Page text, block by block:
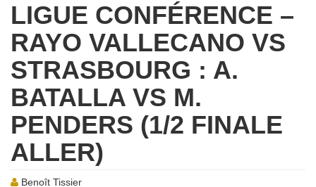
LIGUE CONFÉRENCE –
RAYO VALLECANO VS
STRASBOURG : A.
BATALLA VS M.
PENDERS (1/2 FINALE
ALLER)
Benoît Tissier